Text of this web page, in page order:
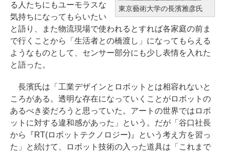
東京藝術大学の長濱雅彦氏
る人たちにもユーモラスな
気持ちになってもらいたい
と語り、また物流現場で使われるとすれば各家庭の前ま
で行くことから「生活者との橋渡し」になってもらえる
ようなものとして、センサー部分にも少し表情を入れた
と語った。
長濱氏は「工業デザインとロボットとは相容れないと
ころがある。透明な存在になっていくことがロボットの
あるべき姿だろうと思っていた。アートの世界ではロボ
ットに対する違和感があった」という。だが「谷口社長
から『RT(ロボットテクノロジー)』という考え方を習っ
た」と続けて、ロボット技術の入った道具は「これまで